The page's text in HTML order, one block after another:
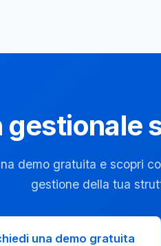
gestionale
demo gratuita e scopri
gestione della tua
una demo gratuita